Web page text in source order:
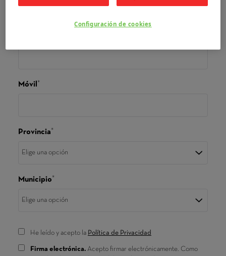
Configuración de cookies